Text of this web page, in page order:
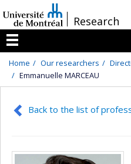
au
contenu
/Research
Menu
Home Our researchers
Emmanuelle MARCEAU
Back to the list of